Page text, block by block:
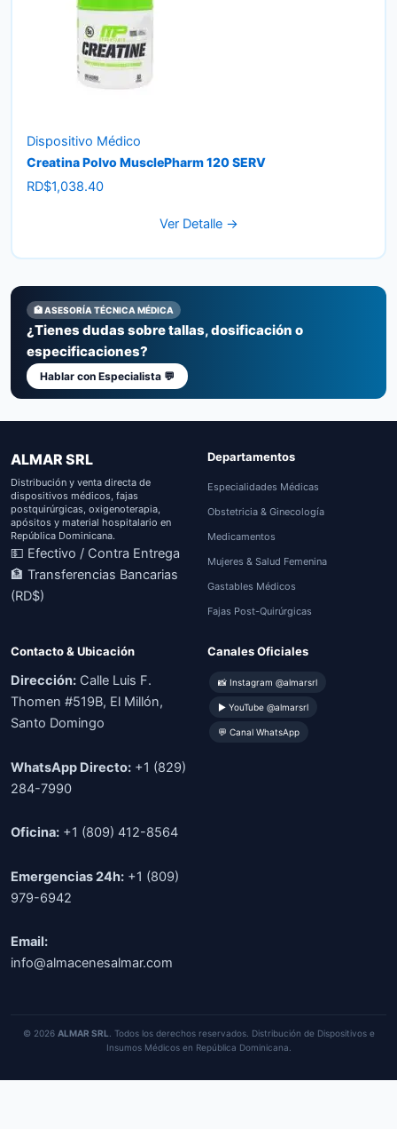
Dispositivo Médico
Creatina Polvo MusclePharm 120 SERV
RD$1,038.40
Ver Detalle →
🏥 ASESORÍA TÉCNICA MÉDICA
¿Tienes dudas sobre tallas, dosificación o
especificaciones?
Hablar con Especialista 💬
ALMAR SRL
Distribución y venta directa de
dispositivos médicos, fajas
postquirúrgicas, oxigenoterapia,
apósitos y material hospitalario en
República Dominicana.
💵 Efectivo / Contra Entrega
🏦 Transferencias Bancarias
(RD$)
Departamentos
Especialidades Médicas
Obstetricia & Ginecología
Medicamentos
Mujeres & Salud Femenina
Gastables Médicos
Fajas Post-Quirúrgicas
Contacto & Ubicación
Dirección: Calle Luis F.
Thomen #519B, El Millón,
Santo Domingo
WhatsApp Directo: +1 (829)
284-7990
Oficina: +1 (809) 412-8564
Emergencias 24h: +1 (809)
979-6942
Email:
info@almacenesalmar.com
Canales Oficiales
📸 Instagram @almarsrl
▶ YouTube @almarsrl
💬 Canal WhatsApp
© 2026 ALMAR SRL . Todos los derechos reservados. Distribución de Dispositivos e
Insumos Médicos en República Dominicana.